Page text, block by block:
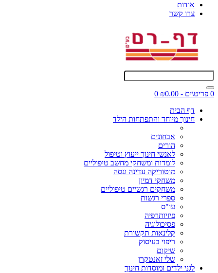
אודות
צרו קשר
0 פריט\ים - ₪0.00
0
דף הבית
חינוך מיוחד והתפתחות הילד
אבחונים
הורים
לאנשי חינוך ייעוץ וטיפול
לומדות ומשחקי מחשב טיפוליים
מוטוריקה עדינה וגסה
משחקי דמיון
משחקים רגשיים טיפוליים
ספרי רגשות
עו"ס
פיזיותרפיה
פסיכולוגיה
קלינאות תקשורת
ריפוי בעיסוק
שיקום
שלי זאנטקרן
לגני ילדים ומוסדות חינוך